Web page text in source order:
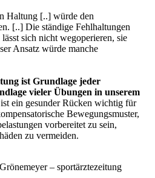
Haltung [..] würde den
[..] Die ständige Fehlhaltungen
sich nicht wegoperieren, sie
Ansatz würde manche
ist Grundlage jeder
vieler Übungen in unserem
ein gesunder Rücken wichtig für
Bewegungsmuster,
vorbereitet zu sein,
zu vermeiden.
– sportärztezeitung